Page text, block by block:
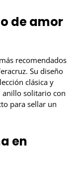
de amor
recomendados
Su diseño
clásica y
anillo solitario con
para sellar un
en